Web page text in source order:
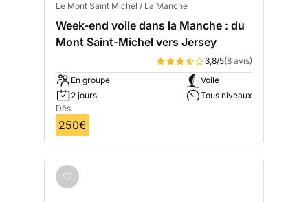
Le Mont Saint Michel / La Manche
Week-end voile dans la Manche : du
Mont Saint-Michel vers Jersey
3,8/5(8 avis)
En groupe
2 jours
Voile
Tous niveaux
Dès
250€